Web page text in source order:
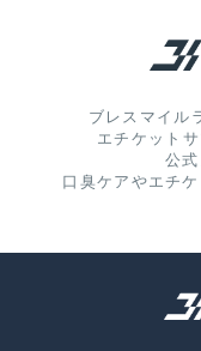
ブレスマイル
エチケット
公
口臭ケアやエチ